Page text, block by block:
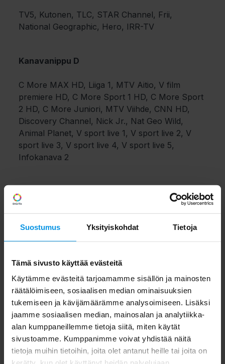
Suostumus Yksityiskohdat Tietoja
Tämä sivusto käyttää evästeitä
Käytämme evästeitä tarjoamamme sisällön ja mainosten
räätälöimiseen, sosiaalisen median ominaisuuksien
tukemiseen ja kävijämäärämme analysoimiseen. Lisäksi
jaamme sosiaalisen median, mainosalan ja analytiikka-
alan kumppaneillemme tietoja siitä, miten käytät
sivustoamme. Kumppanimme voivat yhdistää näitä
tietoja muihin tietoihin, joita olet antanut heille tai joita on
TV5, Kutonen, TLC, STAR Channel, Frii,
National Geographic, Hero, IRR-TV
Kanavanippu D
C More MAX HD, Liiga 1, MTV Aitio, V film
premiere HD, C More Sport 1 HD, C More Sport
2 HD, C More Juniori, MTV Viihde, CNN HD,
Discovery Channel, Nick Jr., Nat Geo Wild,
Animal Planet, V sport live 1, V sport live 2, V
sport live 3, V sport live 4, V sport live 5,
Infokanava 2
Kanavanippu E
Sub, Liv, Jim, MT, One Way TV, Iskuri.net, C
More Max, Estradi, TapahtumaTV eveo
Kanavanippu F
V sport 1 Suomi HD, V sport 2 Suomi HD, V
sport + Suomi HD, V sport golf HD, V film action
HD, V sport vinter HD, Eurosport 1 HD,
Eurosport 2 HD, Investigation Discovery, Disney
Junior, Disney Channel, AdultTV.fi